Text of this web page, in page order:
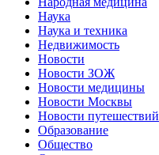
Наука
Наука и техника
Недвижимость
Новости
Новости ЗОЖ
Новости медицины
Новости Москвы
Новости путешествий
Образование
Общество